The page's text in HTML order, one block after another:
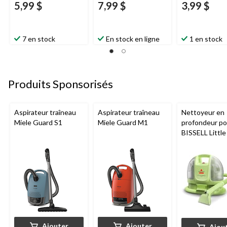
5,99 $
7 en stock
7,99 $
En stock en ligne
3,99 $
1 en stock
Produits Sponsorisés
Aspirateur traîneau
Miele Guard S1
Aspirateur traîneau
Miele Guard M1
Nettoyeur en
profondeur
BISSELL
tapis et tissus